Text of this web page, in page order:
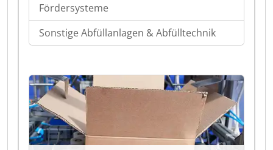
Fördersysteme
Sonstige Abfüllanlagen & Abfülltechnik